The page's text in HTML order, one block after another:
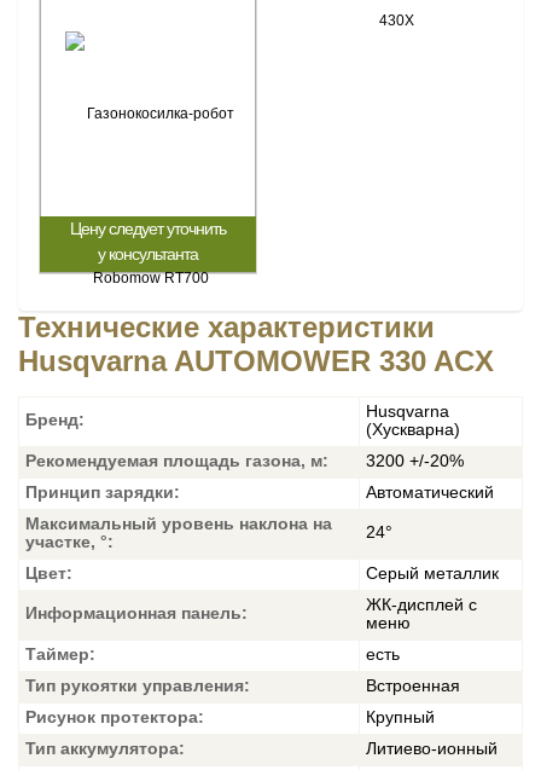
Цену следует уточнить
у консультанта
Технические характеристики
Husqvarna AUTOMOWER 330 ACX
Бренд:
Husqvarna
(Хускварна)
Рекомендуемая площадь газона, м:
3200 +/-20%
Принцип зарядки:
Автоматический
Максимальный уровень наклона на
участке, °:
24°
Цвет: Серый металлик
Информационная панель:
ЖК-дисплей с
меню
Таймер:
есть
Тип рукоятки управления:
Встроенная
Рисунок протектора:
Крупный
Тип аккумулятора:
Литиево-ионный